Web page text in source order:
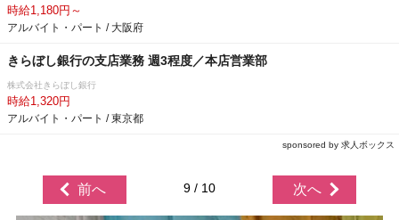
時給1,180円～
アルバイト・パート / 大阪府
きらぼし銀行の支店業務 週3程度／本店営業部
株式会社きらぼし銀行
時給1,320円
アルバイト・パート / 東京都
sponsored by 求人ボックス
前へ 9 / 10 次へ